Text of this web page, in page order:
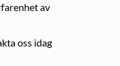
av
oss idag